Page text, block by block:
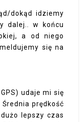
dokąd idziemy
dalej.. w końcu
a od niego
się na
udaje mi się
prędkość
lepszy czas